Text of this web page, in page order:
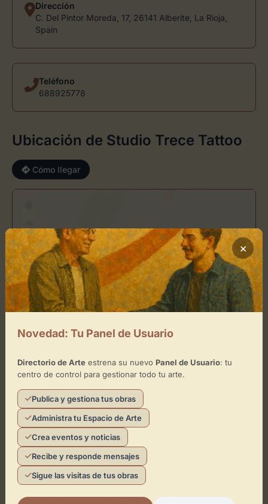
Dirección
C. Del Pintor Moreda, 17, 26141 Alberite, La Rioja,
Spain
Teléfono
688925778
Ubicación de Studio Trece Tattoo
Cómo llegar
Studio Trece Tattoo
×
Leaflet
Toca el mapa para interactuar
Activar Mapa
¿Eres el representante de este
espacio?
Reclámalo de forma gratuita para gestionar su
×
Novedad: Tu Panel de Usuario
Directorio de Arteestrena su nuevo Panel de Usuario: tu
centro de control para gestionar todo tu arte.
Publica y gestiona tus obras
Administra tu Espacio de Arte
Crea eventos y noticias
Recibe y responde mensajes
Sigue las visitas de tus obras